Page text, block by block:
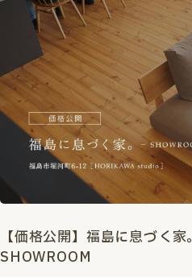
【価格公開】福島に息づく家。
SHOWROOM